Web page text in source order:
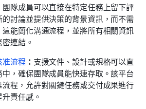
團隊成員可以直接在特定任務上留下評
討論並提供決策的背景資訊，而不需
能簡化溝通流程，並將所有相關資訊
連結。
准流程 ： 支援文件、設計或規格可以直
，確保團隊成員能快速存取。該平台
程，允許對關鍵任務或交付成果進行
責任感。